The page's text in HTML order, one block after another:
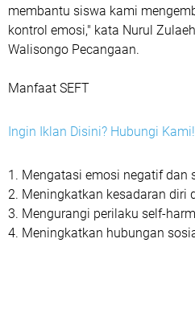
membantu siswa kami
kontrol emosi," kata Nurul
Walisongo Pecangaan.
Manfaat SEFT
Ingin Iklan Disini? Hubungi Kami!
1. Mengatasi emosi negatif dan
2. Meningkatkan kesadaran diri
3. Mengurangi perilaku self-
4. Meningkatkan hubungan